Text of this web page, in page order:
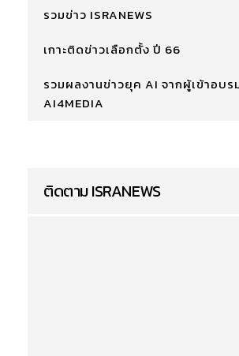
รวมข่าว ISRANEWS
เกาะติดข่าวเลือกตั้ง ปี 66
รวมผลงานข่าวยุค AI จากผู้เข้าอบ
AI4MEDIA
ติดตาม ISRANEWS